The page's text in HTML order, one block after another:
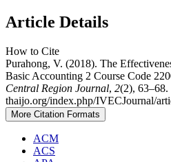
Article Details
How to Cite
Purahong, V. (2018). The
Basic Accounting 2 Course Code
Central Region Journal, 2(2), 63–68.
thaijo.org/index.php/IVECJournal/
More Citation Formats
ACM
ACS